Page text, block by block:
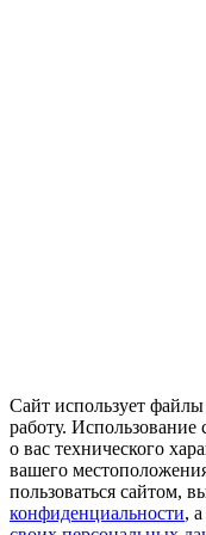
Сайт использует
работу.
о вас технического
вашего
пользоваться сайтом,
конфиденциальности,